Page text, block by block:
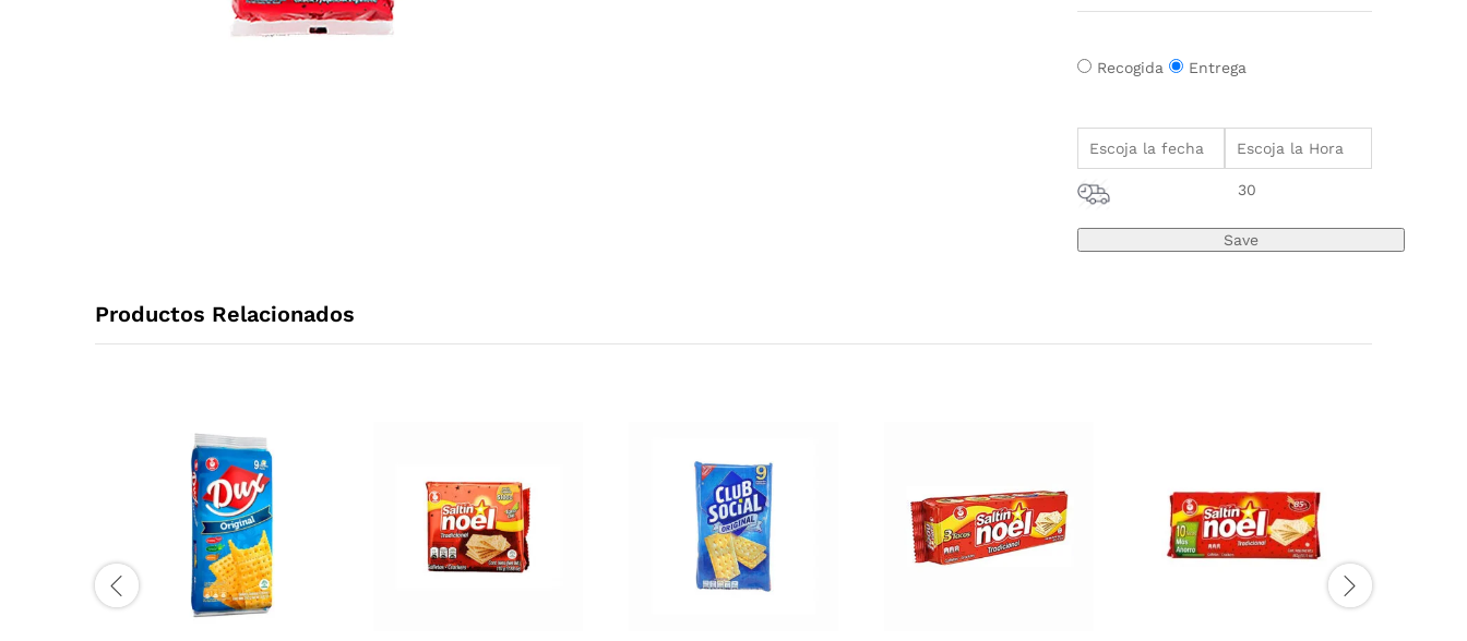
Recogida Entrega
30
Productos Relacionados